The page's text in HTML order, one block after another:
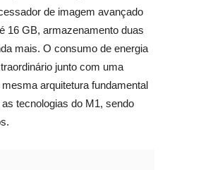
de imagem avançado
16 GB, armazenamento duas
mais. O consumo de energia
junto com uma
arquitetura fundamental
tecnologias do M1, sendo